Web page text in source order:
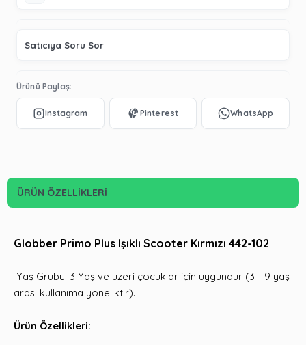
Satıcıya Soru Sor
Ürünü Paylaş:
ÜRÜN ÖZELLIKLERI
Globber Primo Plus Işıklı Scooter Kırmızı 442-102
Yaş Grubu: 3 Yaş ve üzeri çocuklar için uygundur (3 - 9 yaş
arası kullanıma yöneliktir).
Ürün Özellikleri: